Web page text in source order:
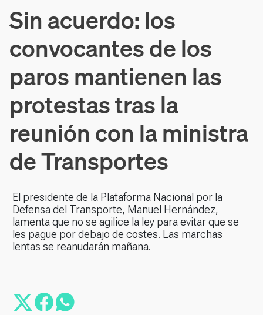
Sin acuerdo: los
convocantes de los
paros mantienen las
protestas tras la
reunión con la ministra
de Transportes
El presidente de la Plataforma Nacional por la
Defensa del Transporte, Manuel Hernández,
lamenta que no se agilice la ley para evitar que se
les pague por debajo de costes. Las marchas
lentas se reanudarán mañana.